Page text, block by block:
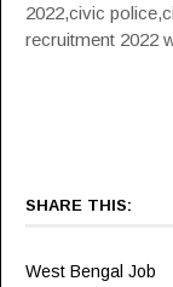
2022,civic
recruitment 2022
SHARE THIS:
West Bengal Job